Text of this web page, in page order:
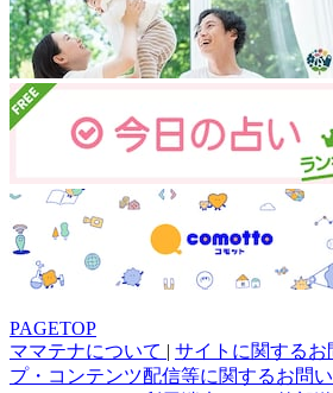
PAGETOP
ママテナについて | サイトに関するお
プ・コンテンツ配信等に関するお問